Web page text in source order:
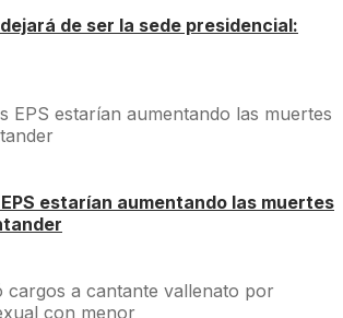
de ser la sede presidencial:
estarían aumentando las muertes